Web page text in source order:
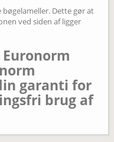
bøgelameller. Dette gør at
ved siden af ligger
garanti for
brug af